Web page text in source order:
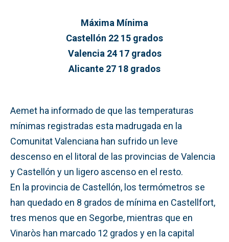
Máxima Mínima
Castellón 22 15 grados
Valencia 24 17 grados
Alicante 27 18 grados
Aemet ha informado de que las temperaturas
mínimas registradas esta madrugada en la
Comunitat Valenciana han sufrido un leve
descenso en el litoral de las provincias de Valencia
y Castellón y un ligero ascenso en el resto.
En la provincia de Castellón, los termómetros se
han quedado en 8 grados de mínima en Castellfort,
tres menos que en Segorbe, mientras que en
Vinaròs han marcado 12 grados y en la capital